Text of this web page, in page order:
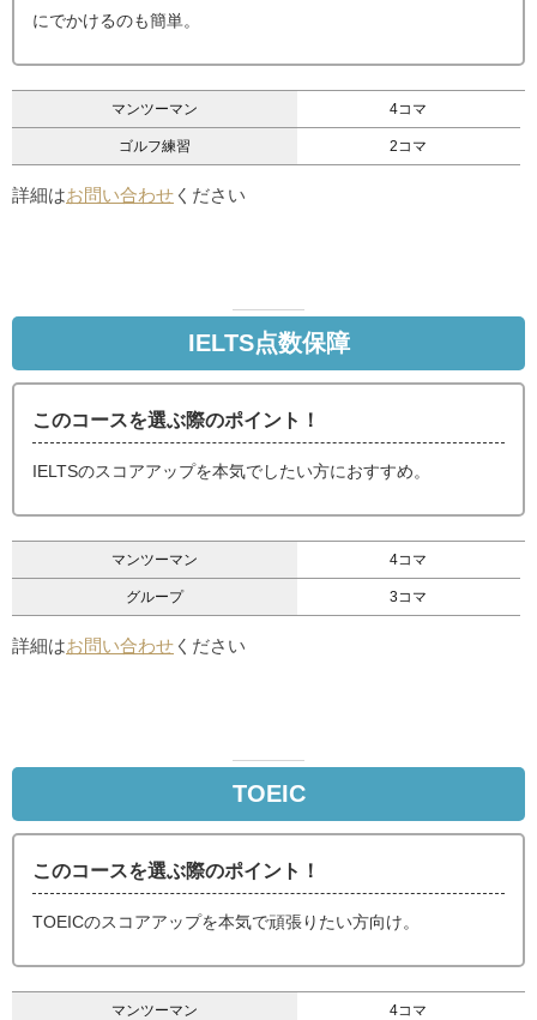
にでかけるのも簡単。
マンツーマン 4コマ
ゴルフ練習 2コマ
詳細はお問い合わせ ください
IELTS点数保障
このコースを選ぶ際のポイント！
IELTSのスコアアップを本気でしたい方におすすめ。
マンツーマン 4コマ
グループ 3コマ
詳細はお問い合わせ ください
TOEIC
このコースを選ぶ際のポイント！
TOEICのスコアアップを本気で頑張りたい方向け。
マンツーマン 4コマ